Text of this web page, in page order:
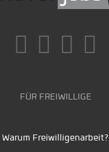
FÜR FREIWILLIGE
Warum Freiwilligenarbeit?